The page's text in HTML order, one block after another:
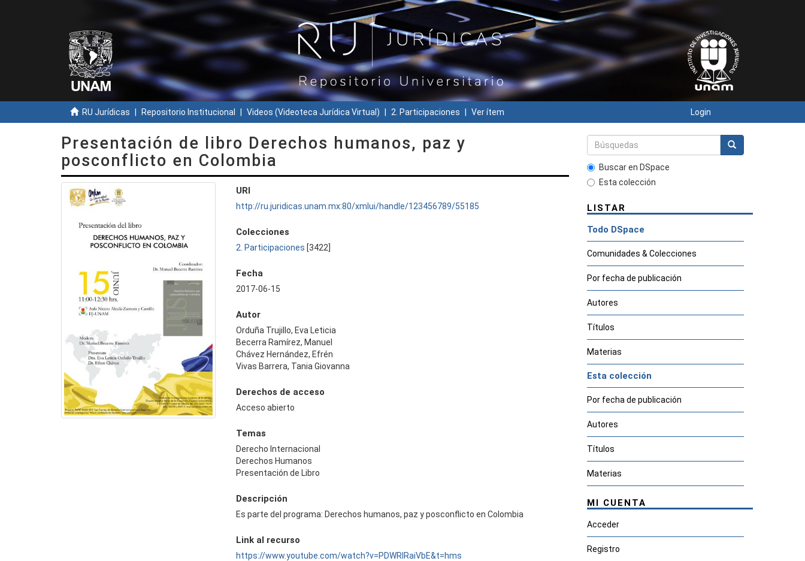
RU Jurídicas Repositorio Institucional Videos (Videoteca Jurídica Virtual) 2. Participaciones Ver ítem Login
Presentación de libro Derechos humanos, paz y
posconflicto en Colombia
URI
http://ru.juridicas.unam.mx:80/xmlui/handle/123456789/55185
Colecciones
2. Participaciones [3422]
Fecha
2017-06-15
Autor
Orduña Trujillo, Eva Leticia
Becerra Ramírez, Manuel
Chávez Hernández, Efrén
Vivas Barrera, Tania Giovanna
Derechos de acceso
Acceso abierto
Temas
Derecho Internacional
Derechos Humanos
Presentación de Libro
Descripción
Es parte del programa: Derechos humanos, paz y posconflicto en Colombia
Link al recurso
https://www.youtube.com/watch?v=PDWRlRaiVbE&t=hms
Buscar en DSpace
Esta colección
LISTAR
Todo DSpace
Comunidades & Colecciones
Por fecha de publicación
Autores
Títulos
Materias
Esta colección
Por fecha de publicación
Autores
Títulos
Materias
MI CUENTA
Acceder
Registro